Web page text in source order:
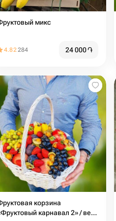
микс
4.82284 24 000֏
корзина
карнавал 2» / вес: